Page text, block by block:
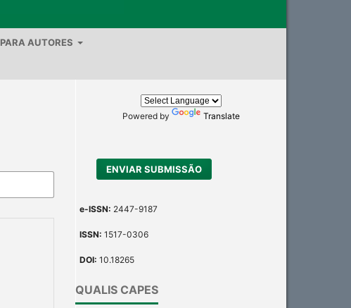
PARA AUTORES
Powered by Translate
ENVIAR SUBMISSÃO
e-ISSN: 2447-9187
ISSN: 1517-0306
DOI: 10.18265
QUALIS CAPES